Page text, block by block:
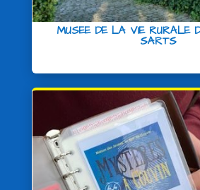
MUSEE DE LA VIE RURALE
SARTS